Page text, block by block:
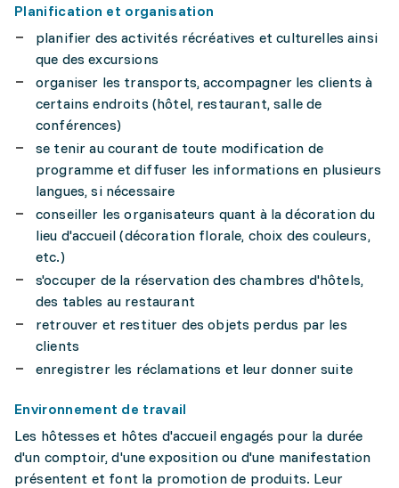
Planification et organisation
planifier des activités récréatives et culturelles ainsi
que des excursions
organiser les transports, accompagner les clients à
certains endroits (hôtel, restaurant, salle de
conférences)
se tenir au courant de toute modification de
programme et diffuser les informations en plusieurs
langues, si nécessaire
conseiller les organisateurs quant à la décoration du
lieu d'accueil (décoration florale, choix des couleurs,
etc.)
s'occuper de la réservation des chambres d'hôtels,
des tables au restaurant
retrouver et restituer des objets perdus par les
clients
enregistrer les réclamations et leur donner suite
Environnement de travail
Les hôtesses et hôtes d'accueil engagés pour la durée
d'un comptoir, d'une exposition ou d'une manifestation
présentent et font la promotion de produits. Leur